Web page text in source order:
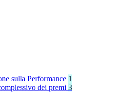
sulla Performance 1
dei premi 3